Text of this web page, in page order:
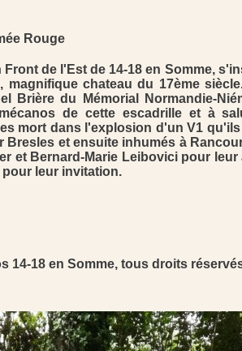
Rouge
Front de l'Est de 14-18 en Somme,
magnifique chateau du 17ème
Brière du Mémorial Normandie-
de cette escadrille et à
mort dans l'explosion d'un V1
Bresles et ensuite inhumés à
et Bernard-Marie Leibovici pour
leur invitation.
14-18 en Somme, tous droits